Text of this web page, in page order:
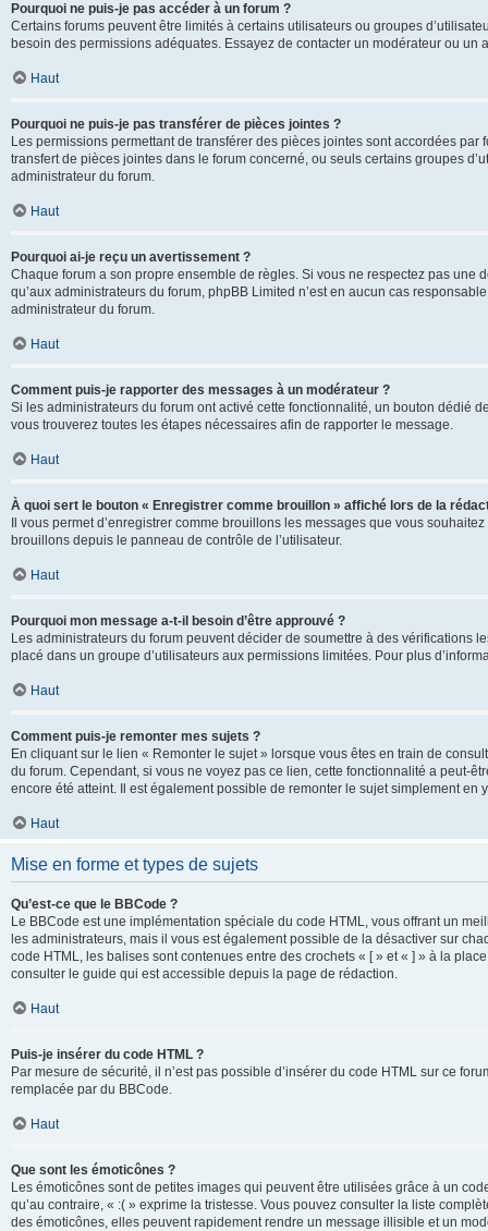
Pourquoi ne puis-je pas accéder à un forum ?
Certains forums peuvent être limités à certains utilisateurs ou groupes
besoin des permissions adéquates. Essayez de contacter un modérateur ou
Haut
Pourquoi ne puis-je pas transférer de pièces jointes ?
Les permissions permettant de transférer des pièces jointes sont accordées
transfert de pièces jointes dans le forum concerné, ou seuls certains groupes
administrateur du forum.
Haut
Pourquoi ai-je reçu un avertissement ?
Chaque forum a son propre ensemble de règles. Si vous ne respectez pas une
qu’aux administrateurs du forum, phpBB Limited n’est en aucun cas
administrateur du forum.
Haut
Comment puis-je rapporter des messages à un modérateur ?
Si les administrateurs du forum ont activé cette fonctionnalité, un bouton dédié
vous trouverez toutes les étapes nécessaires afin de rapporter le message.
Haut
À quoi sert le bouton « Enregistrer comme brouillon » affiché lors de la
Il vous permet d’enregistrer comme brouillons les messages que vous
brouillons depuis le panneau de contrôle de l’utilisateur.
Haut
Pourquoi mon message a-t-il besoin d’être approuvé ?
Les administrateurs du forum peuvent décider de soumettre à des vérifications
placé dans un groupe d’utilisateurs aux permissions limitées. Pour plus
Haut
Comment puis-je remonter mes sujets ?
En cliquant sur le lien « Remonter le sujet » lorsque vous êtes en train de
du forum. Cependant, si vous ne voyez pas ce lien, cette fonctionnalité a peut-
encore été atteint. Il est également possible de remonter le sujet simplement
Haut
Mise en forme et types de sujets
Qu’est-ce que le BBCode ?
Le BBCode est une implémentation spéciale du code HTML, vous offrant un
les administrateurs, mais il vous est également possible de la désactiver sur
code HTML, les balises sont contenues entre des crochets « [ » et « ] » à la
consulter le guide qui est accessible depuis la page de rédaction.
Haut
Puis-je insérer du code HTML ?
Par mesure de sécurité, il n’est pas possible d’insérer du code HTML sur ce
remplacée par du BBCode.
Haut
Que sont les émoticônes ?
Les émoticônes sont de petites images qui peuvent être utilisées grâce à un
qu’au contraire, « :( » exprime la tristesse. Vous pouvez consulter la liste
des émoticônes, elles peuvent rapidement rendre un message illisible et un